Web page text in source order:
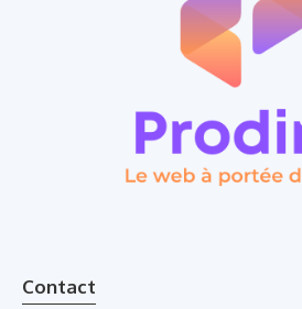
Contact